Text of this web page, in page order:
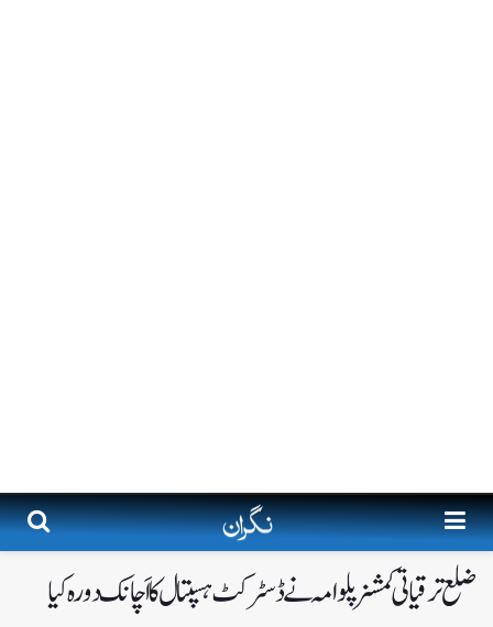
ضلع ترقیاتی کمشنر پلوامہ نے ڈسٹرکٹ ہسپتال کا اَچانک دورہ کیا